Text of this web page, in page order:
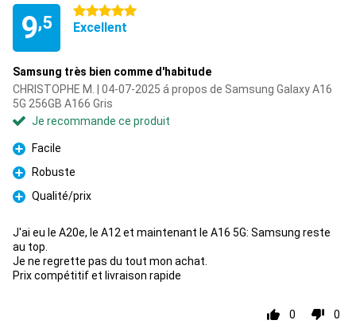
9,5
5 étoiles
Excellent
Samsung très bien comme d'habitude
CHRISTOPHE M. | 04-07-2025 á propos de Samsung Galaxy A16
5G 256GB A166 Gris
Je recommande ce produit
Pour
Facile
Pour
Robuste
Pour
Qualité/prix
J'ai eu le A20e, le A12 et maintenant le A16 5G: Samsung reste
au top.
Je ne regrette pas du tout mon achat.
Prix compétitif et livraison rapide
0 0